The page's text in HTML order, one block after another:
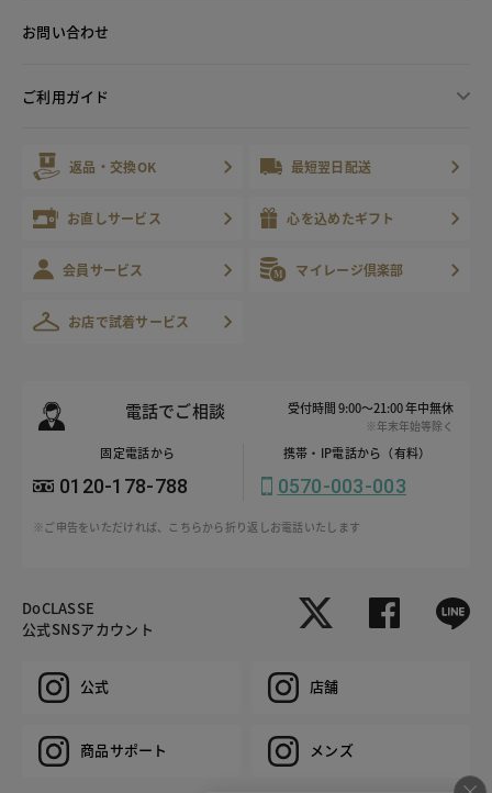
お問い合わせ
ご利用ガイド
返品・交換OK 最短翌日配送
お直しサービス 心を込めたギフト
会員サービス マイレージ倶楽部
お店で試着サービス
電話でご相談 受付時間 9:00～21:00 年中無休
※年末年始等除く
固定電話から
0120-178-788
携帯・IP電話から（有料）
0570-003-003
※ご申告をいただければ、こちらから折り返しお電話いたします
DoCLASSE
公式SNSアカウント
公式 店舗
商品サポート メンズ